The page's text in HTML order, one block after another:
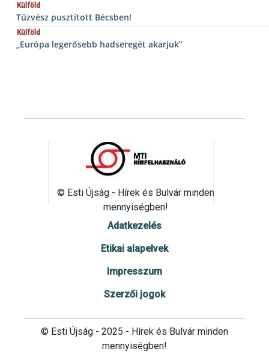
Külföld
Tűzvész pusztított Bécsben!
Külföld
„Európa legerősebb hadseregét akarjuk”
© Esti Újság - Hírek és Bulvár minden
mennyiségben!
Adatkezelés
Etikai alapelvek
Impresszum
Szerzői jogok
© Esti Újság - 2025 - Hírek és Bulvár minden
mennyiségben!